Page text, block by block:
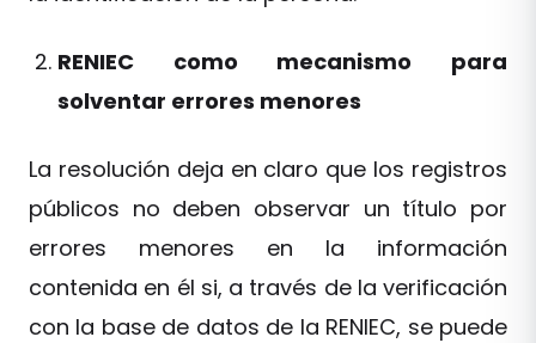
RENIEC como mecanismo para
solventar errores menores
La resolución deja en claro que los registros
públicos no deben observar un título por
errores menores en la información
contenida en él si, a través de la verificación
con la base de datos de la RENIEC, se puede